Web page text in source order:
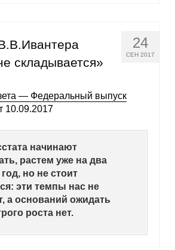
24
СЕН 2017
складывается»
— Федеральный выпуск
10.09.2017
начинают
растем уже на два
но не стоит
эти темпы нас не
а оснований ожидать
роста нет.